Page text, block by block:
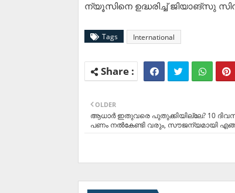
ന്യൂസിനെ ഉദ്ധരിച്ച് ജിയാങ്‌സു
Tags International
OLDER
ആധാർ ഇതുവരെ പുതുക്കിയില്ലേ? 10
പണം നൽകേണ്ടി വരും, സൗജന്യമായി